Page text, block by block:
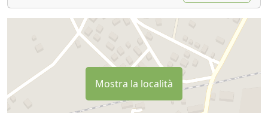
Mostra la località